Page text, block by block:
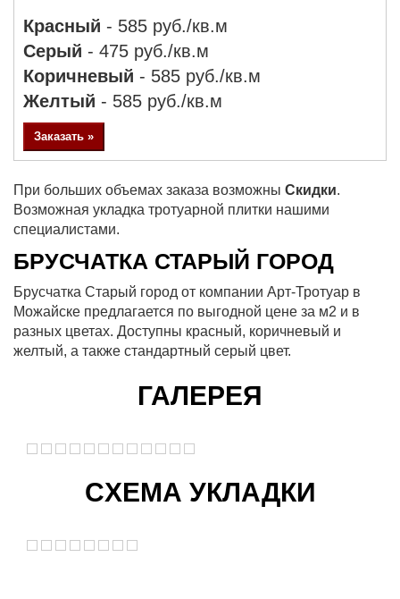
Красный - 585 руб./кв.м
Серый - 475 руб./кв.м
Коричневый - 585 руб./кв.м
Желтый - 585 руб./кв.м
Заказать »
При больших объемах заказа возможны Скидки.
Возможная укладка тротуарной плитки нашими
специалистами.
БРУСЧАТКА СТАРЫЙ ГОРОД
Брусчатка Старый город от компании Арт-Тротуар в
Можайске предлагается по выгодной цене за м2 и в
разных цветах. Доступны красный, коричневый и
желтый, а также стандартный серый цвет.
ГАЛЕРЕЯ
CХЕМА УКЛАДКИ